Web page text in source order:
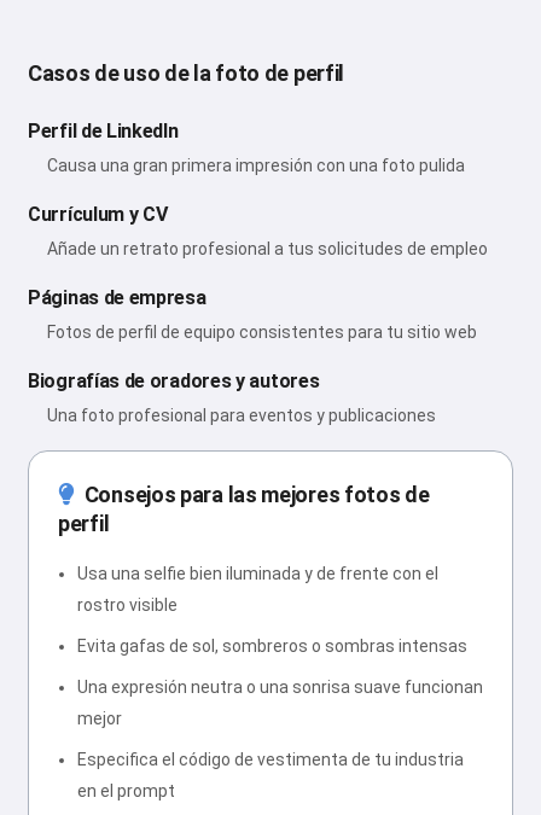
Casos de uso de la foto de perfil
Perfil de LinkedIn
Causa una gran primera impresión con una foto pulida
Currículum y CV
Añade un retrato profesional a tus solicitudes de empleo
Páginas de empresa
Fotos de perfil de equipo consistentes para tu sitio web
Biografías de oradores y autores
Una foto profesional para eventos y publicaciones
Consejos para las mejores fotos de
perfil
Usa una selfie bien iluminada y de frente con el
rostro visible
Evita gafas de sol, sombreros o sombras intensas
Una expresión neutra o una sonrisa suave funcionan
mejor
Especifica el código de vestimenta de tu industria
en el prompt